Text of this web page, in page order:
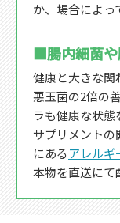
か、場合によっ
■腸内細菌や
健康と大きな関
悪玉菌の2倍の
ラも健康な状態
サプリメントの
にある アレルギ
本物を直送にて